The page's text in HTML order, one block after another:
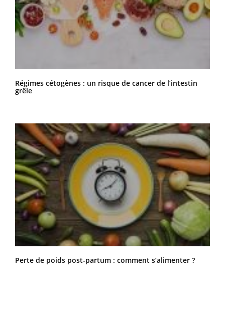
Régimes cétogènes : un risque de cancer de l’intestin
grêle
Perte de poids post-partum : comment s’alimenter ?